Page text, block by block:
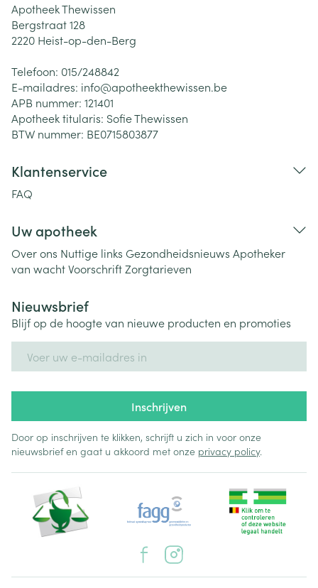
Apotheek Thewissen
Bergstraat 128
2220 Heist-op-den-Berg
Telefoon: 015/248842
E-mailadres: info@apotheekthewissen.be
APB nummer: 121401
Apotheek titularis: Sofie Thewissen
BTW nummer: BE0715803877
Klantenservice
FAQ
Uw apotheek
Over ons Nuttige links Gezondheidsnieuws Apotheker
van wachtVoorschriftZorgtarieven
Nieuwsbrief
Blijf op de hoogte van nieuwe producten en promoties
Inschrijven
Door op inschrijven te klikken, schrijft u zich in voor onze
nieuwsbrief en gaat u akkoord met onze privacy policy.